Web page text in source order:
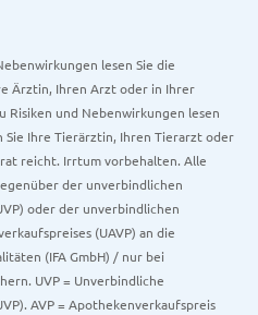
lesen Sie die
Ärztin, Ihren Arzt oder in Ihrer
und Nebenwirkungen lesen
Sie Ihre Tierärztin, Ihren Tierarzt oder
reicht. Irrtum vorbehalten. Alle
der unverbindlichen
oder der unverbindlichen
(UAVP) an die
(IFA GmbH) / nur bei
UVP = Unverbindliche
AVP = Apothekenverkaufspreis